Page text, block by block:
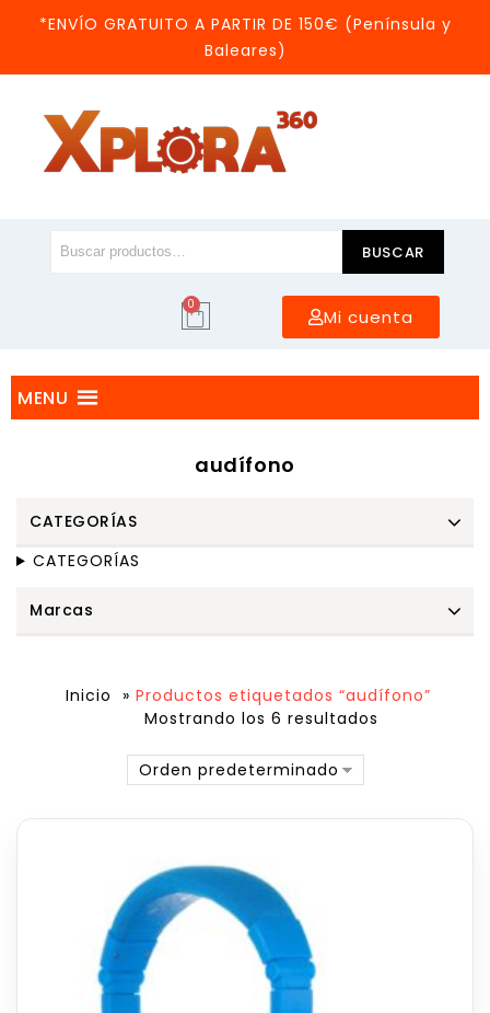
*ENVÍO GRATUITO A PARTIR DE 150€ (Península y
Baleares)
BUSCAR
0
Mi cuenta
MENU
audífono
Inicio » Productos etiquetados “audífono”
Mostrando los 6 resultados
Orden predeterminado
CATEGORÍAS
CATEGORÍAS
Marcas